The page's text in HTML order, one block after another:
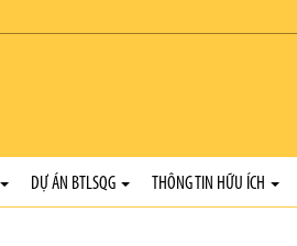
DỰ ÁN BTLSQG THÔNG TIN HỮU ÍCH